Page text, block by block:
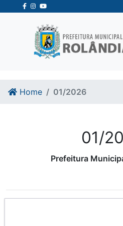
Ir para o conteudo
Ir para o fim do conteudo
Home 01/2026
01/
Prefeitura